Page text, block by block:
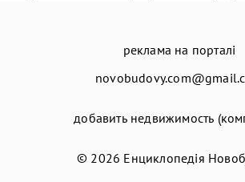
реклама на порталі
добавить недвижимость
© 2026 Енциклопедія